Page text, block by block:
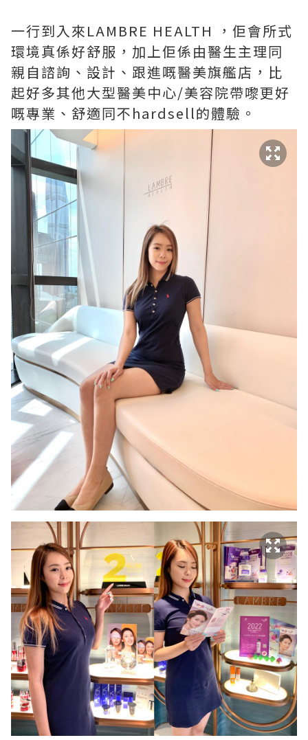
一行到入來LAMBRE HEALTH ，佢會所式
環境真係好舒服，加上佢係由醫生主理同
親自諮詢、設計、跟進嘅醫美旗艦店，比
起好多其他大型醫美中心/美容院帶嚟更好
嘅專業、舒適同不hardsell的體驗。